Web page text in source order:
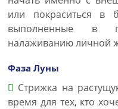
или покраситься в
выполненные в
налаживанию личной
Фаза Луны
Стрижка на
время для тех, кто